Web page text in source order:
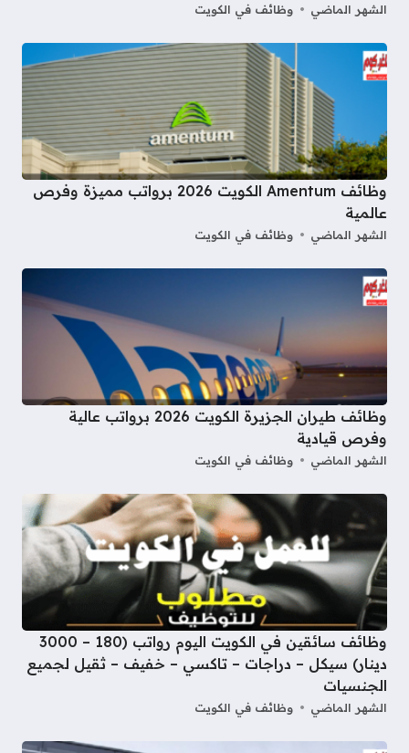
الشهر الماضي وظائف في الكويت
وظائف Amentum الكويت 2026 برواتب مميزة وفرص
عالمية
الشهر الماضي وظائف في الكويت
وظائف طيران الجزيرة الكويت 2026 برواتب عالية
وفرص قيادية
الشهر الماضي وظائف في الكويت
وظائف سائقين في الكويت اليوم رواتب (180 – 3000
دينار) سيكل – دراجات – تاكسي – خفيف – ثقيل لجميع
الجنسيات
الشهر الماضي وظائف في الكويت